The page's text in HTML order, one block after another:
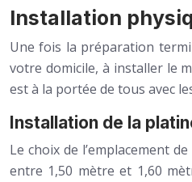
Installation
Une fois la préparation
votre domicile, à installer le
est à la portée de tous avec
Installation de la
Le choix de l’emplacement
entre 1,50 mètre et 1,60